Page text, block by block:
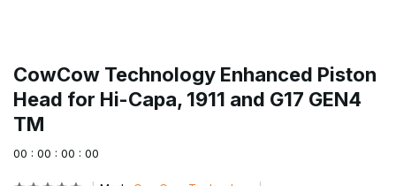
CowCow Technology Enhanced Piston
Head for Hi-Capa, 1911 and G17 GEN4
TM
00 : 00 : 00 : 00